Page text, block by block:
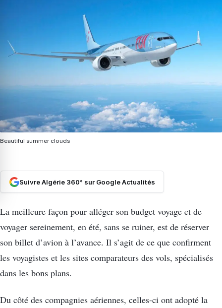
Beautiful summer clouds
Suivre Algérie 360° sur Google Actualités
La meilleure façon pour alléger son budget voyage et de
voyager sereinement, en été, sans se ruiner, est de réserver
son billet d’avion à l’avance. Il s’agit de ce que confirment
les voyagistes et les sites comparateurs des vols, spécialisés
dans les bons plans.
Du côté des compagnies aériennes, celles-ci ont adopté la